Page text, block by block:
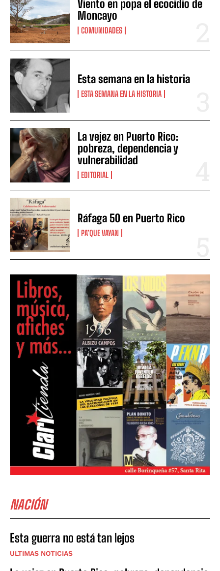
Viento en popa el ecocidio de
Moncayo
COMUNIDADES
Esta semana en la historia
ESTA SEMANA EN LA HISTORIA
La vejez en Puerto Rico:
pobreza, dependencia y
vulnerabilidad
EDITORIAL
Ráfaga 50 en Puerto Rico
PA’QUE VAYAN
NACIÓN
Esta guerra no está tan lejos
ULTIMAS NOTICIAS